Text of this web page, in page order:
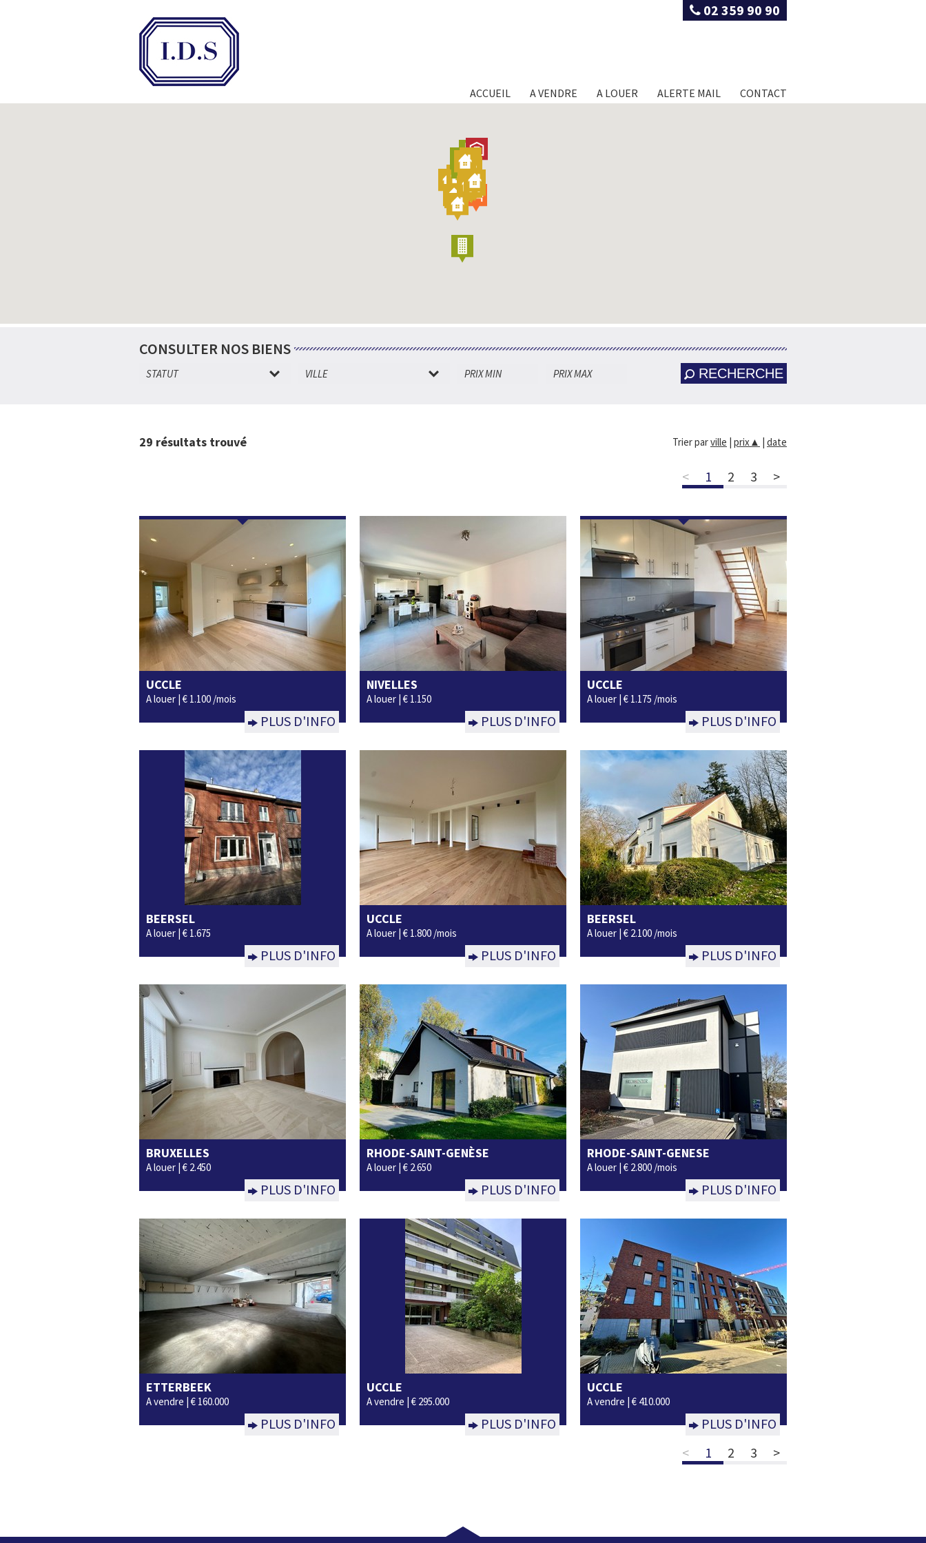
02 359 90 90
ACCUEIL A VENDRE A LOUER ALERTE MAIL CONTACT
CONSULTER NOS BIENS
STATUT VILLE RECHERCHE
29 résultats trouvé Trier parville | prix▲ | date
< 1 2 3 >
UCCLE
A louer | € 1.100 /mois
PLUS D'INFO
NIVELLES
A louer | € 1.150
PLUS D'INFO
UCCLE
A louer | € 1.175 /mois
PLUS D'INFO
BEERSEL
A louer | € 1.675
PLUS D'INFO
2
UCCLE
A louer | € 1.800 /mois
PLUS D'INFO
4
BEERSEL
A louer | € 2.100 /mois
PLUS D'INFO
3
BRUXELLES
A louer | € 2.450
PLUS D'INFO
3 2 160m²
RHODE-SAINT-GENÈSE
A louer | € 2.650
PLUS D'INFO
RHODE-SAINT-GENESE
A louer | € 2.800 /mois
PLUS D'INFO
ETTERBEEK
A vendre | € 160.000
PLUS D'INFO
1
UCCLE
A vendre | € 295.000
PLUS D'INFO
2
UCCLE
A vendre | € 410.000
PLUS D'INFO
<
1 2 3 >